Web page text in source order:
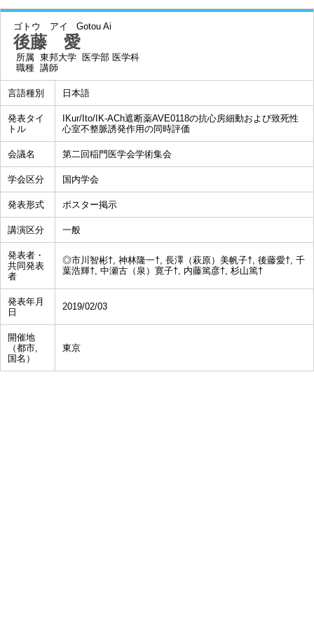
ゴトウ アイ Gotou Ai
後藤 愛
所属 東邦大学 医学部 医学科
職種 講師
言語種別 日本語
発表タイ
トル
IKur/Ito/IK-ACh遮断薬AVE0118の抗心房細動および致死性
心室不整脈誘発作用の同時評価
会議名 第二回稲門医学会学術集会
学会区分 国内学会
発表形式 ポスター掲示
講演区分 一般
発表者・
共同発表
者
◎市川智彬†, 神林隆一†, 長澤（萩原）美帆子†, 後藤愛†, 千
葉浩輝†, 中瀬古（泉）寛子†, 内藤篤彦†, 杉山篤†
発表年月
日
2019/02/03
開催地
（都市,
国名）
東京